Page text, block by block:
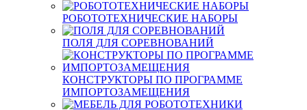
РОБОТОТЕХНИЧЕСКИЕ НАБОРЫ
ПОЛЯ ДЛЯ СОРЕВНОВАНИЙ
КОНСТРУКТОРЫ ПО ПРОГРАММЕ
ИМПОРТОЗАМЕЩЕНИЯ